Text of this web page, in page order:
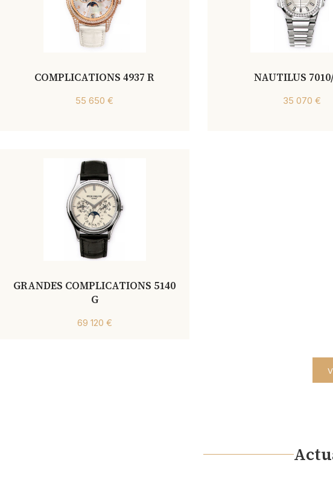
COMPLICATIONS 4937 R
55 650 €
NAUTILUS
35 070 €
GRANDES COMPLICATIONS 5140
G
69 120 €